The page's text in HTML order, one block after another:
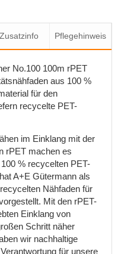
Zusatzinfo Pflegehinweis
No.100 100m rPET
aus 100 %
für den
recycelte PET-
im Einklang mit der
rPET machen es
% recycelten PET-
A+E Gütermann als
Nähfaden für
Mit den rPET-
Einklang von
Schritt näher
wir nachhaltige
für unsere